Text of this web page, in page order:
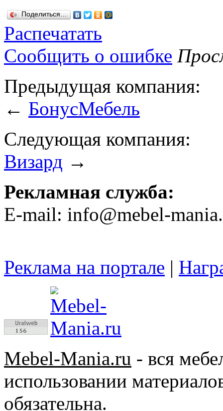
Поделиться…
Распечатать
Сообщить о ошибке
Предыдущая компания:
← БонусМебель
Следующая компания:
Визард →
Рекламная служба:
E-mail: info@mebel-
Реклама на портале |
Mebel-Mania.ru - вся
использовании
обязательна.